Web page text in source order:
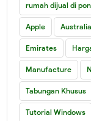
rumah dijual di
Apple Australia
Emirates
Manufacture
Tabungan Khusus
Tutorial Windows